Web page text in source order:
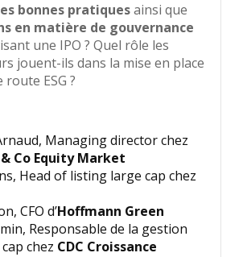
bonnes pratiquesainsi que
en matière de gouvernance
une IPO ? Quel rôle les
jouent-ils dans la mise en place
ESG ?
Managing director chez
Co Equity Market
Head of listing large cap chez
CFO d’Hoffmann Green
Responsable de la gestion
chez CDC Croissance